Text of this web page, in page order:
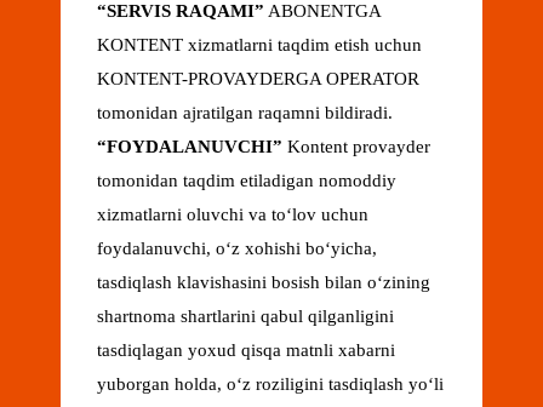
“SERVIS RAQAMI” ABONENTGA
KONTENT xizmatlarni taqdim etish uchun
KONTENT-PROVAYDERGA OPERATOR
tomonidan ajratilgan raqamni bildiradi.
“FOYDALANUVCHI” Kontent provayder
tomonidan taqdim etiladigan nomoddiy
xizmatlarni oluvchi va toʻlov uchun
foydalanuvchi, oʻz xohishi boʻyicha,
tasdiqlash klavishasini bosish bilan oʻzining
shartnoma shartlarini qabul qilganligini
tasdiqlagan yoxud qisqa matnli xabarni
yuborgan holda, oʻz roziligini tasdiqlash yoʻli